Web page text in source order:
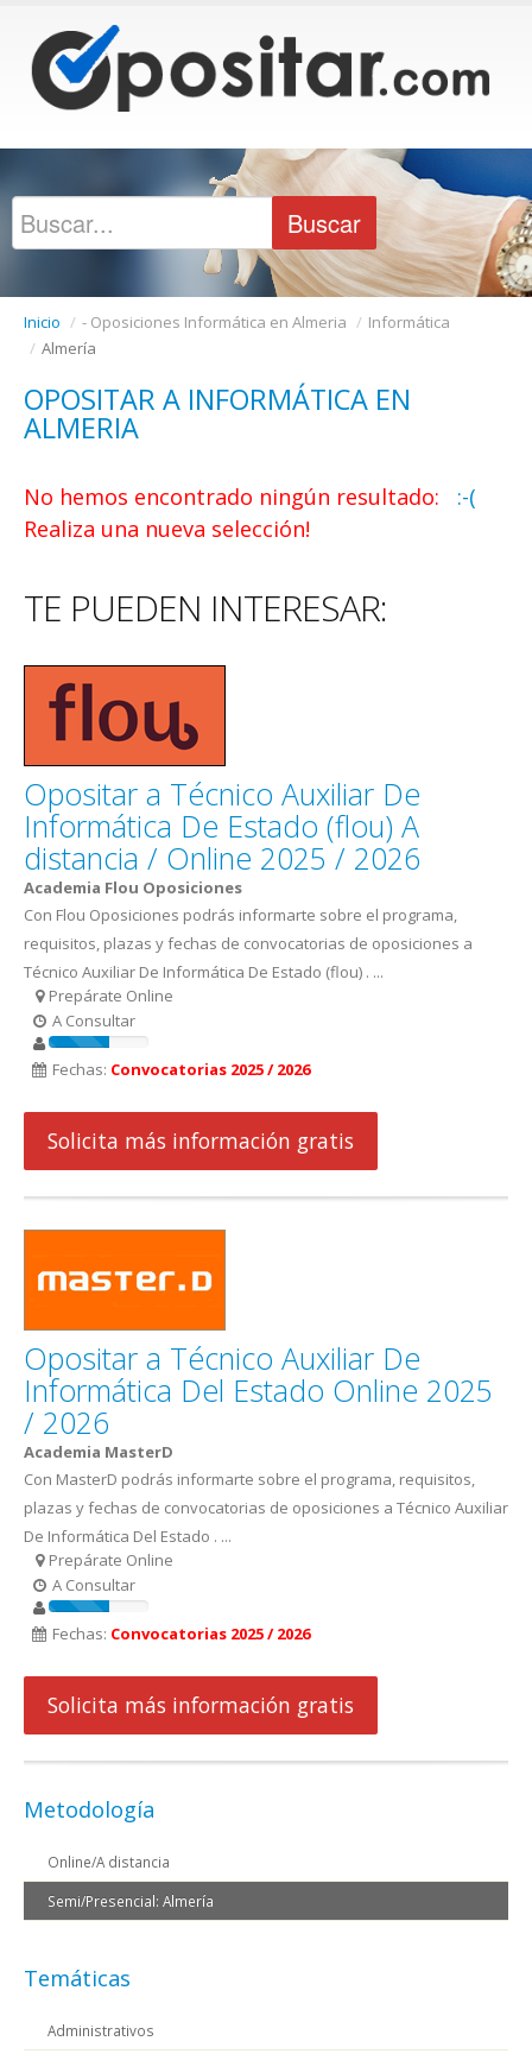
Inicio / - Oposiciones Informática en Almeria / Informática
/ Almería
OPOSITAR A INFORMÁTICA EN
ALMERIA
No hemos encontrado ningún resultado: :-(
Realiza una nueva selección!
TE PUEDEN INTERESAR:
Opositar a Técnico Auxiliar De
Informática De Estado (flou) A
distancia / Online 2025 / 2026
Academia Flou Oposiciones
Con Flou Oposiciones podrás informarte sobre el programa,
requisitos, plazas y fechas de convocatorias de oposiciones a
Técnico Auxiliar De Informática De Estado (flou) . ...
Prepárate Online
A Consultar
Fechas: Convocatorias 2025 / 2026
Solicita más información gratis
Opositar a Técnico Auxiliar De
Informática Del Estado Online 2025
/ 2026
Academia MasterD
Con MasterD podrás informarte sobre el programa, requisitos,
plazas y fechas de convocatorias de oposiciones a Técnico Auxiliar
De Informática Del Estado . ...
Prepárate Online
A Consultar
Fechas: Convocatorias 2025 / 2026
Solicita más información gratis
Metodología
Online/A distancia
Semi/Presencial: Almería
Temáticas
Administrativos